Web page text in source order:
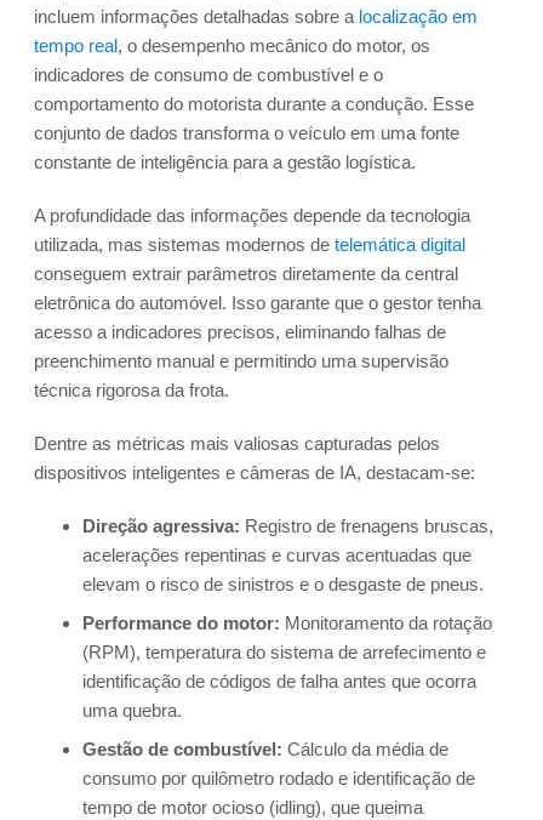
incluem informações detalhadas sobre a localização em
tempo real, o desempenho mecânico do motor, os
indicadores de consumo de combustível e o
comportamento do motorista durante a condução. Esse
conjunto de dados transforma o veículo em uma fonte
constante de inteligência para a gestão logística.
A profundidade das informações depende da tecnologia
utilizada, mas sistemas modernos de telemática digital
conseguem extrair parâmetros diretamente da central
eletrônica do automóvel. Isso garante que o gestor tenha
acesso a indicadores precisos, eliminando falhas de
preenchimento manual e permitindo uma supervisão
técnica rigorosa da frota.
Dentre as métricas mais valiosas capturadas pelos
dispositivos inteligentes e câmeras de IA, destacam-se:
Direção agressiva: Registro de frenagens bruscas,
acelerações repentinas e curvas acentuadas que
elevam o risco de sinistros e o desgaste de pneus.
Performance do motor: Monitoramento da rotação
(RPM), temperatura do sistema de arrefecimento e
identificação de códigos de falha antes que ocorra
uma quebra.
Gestão de combustível: Cálculo da média de
consumo por quilômetro rodado e identificação de
tempo de motor ocioso (idling), que queima